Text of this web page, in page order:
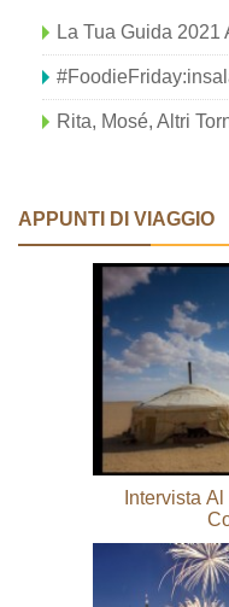
APPUNTI DI VIAGGIO
Intervista